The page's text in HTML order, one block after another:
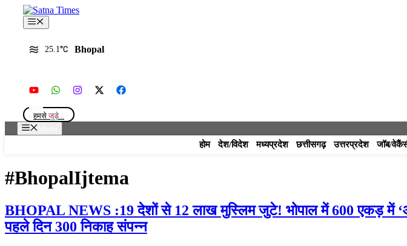
content
Menu
25.1 Bhopal
हमसे जुड़े...
होम देश/विदेश मध्यप्रदेश छत्तीसगढ़ उत्तरप्रदेश जॉब/
#BhopalIjtema
BHOPAL NEWS :19 देशों से 12 लाख मुस्लिम जुटे! भोपाल में 600 एकड़ में
पहले दिन 300 निकाह संपन्न